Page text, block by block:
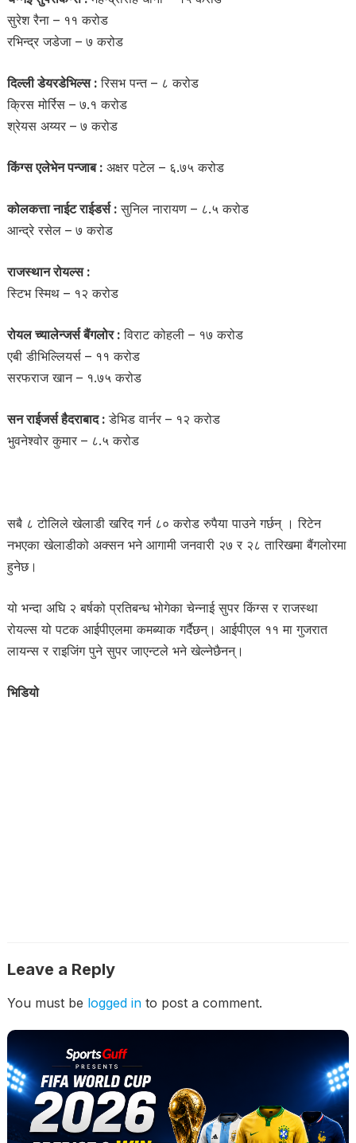
सुरेश रैना – ११ करोड
रभिन्द्र जडेजा – ७ करोड
दिल्ली डेयरडेभिल्स :रिसभ पन्त – ८ करोड
क्रिस मोर्रिस – ७.१ करोड
श्रेयस अय्यर – ७ करोड
किंग्स एलेभेन पन्जाब : अक्षर पटेल – ६.७५ करोड
कोलकत्ता नाईट राईडर्स :सुनिल नारायण – ८.५ करोड
आन्द्रे रसेल – ७ करोड
राजस्थान रोयल्स :
स्टिभ स्मिथ – १२ करोड
रोयल च्यालेन्जर्स बैंगलोर :विराट कोहली – १७ करोड
एबी डीभिल्लियर्स – ११ करोड
सरफराज खान – १.७५ करोड
सन राईजर्स हैदराबाद :डेभिड वार्नर – १२ करोड
भुवनेश्वोर कुमार – ८.५ करोड
सबै ८ टोलिले खेलाडी खरिद गर्न ८० करोड रुपैया पाउने गर्छन् । रिटेन
नभएका खेलाडीको अक्सन भने आगामी जनवारी २७ र २८ तारिखमा बैंगलोरमा
हुनेछ।
यो भन्दा अघि २ बर्षको प्रतिबन्ध भोगेका चेन्नाई सुपर किंग्स र राजस्था
रोयल्स यो पटक आईपीएलमा कमब्याक गर्दैछन्। आईपीएल ११ मा गुजरात
लायन्स र राइजिंग पुने सुपर जाएन्टले भने खेल्नेछैनन्।
भिडियो
Leave a Reply
You must be logged into post a comment.